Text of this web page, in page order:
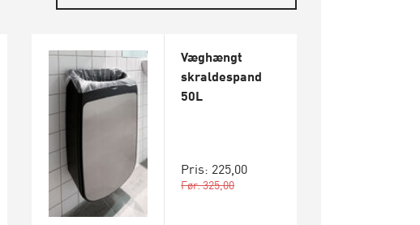
Væghængt
skraldespand
50L
Pris: 225,00
Før: 325,00